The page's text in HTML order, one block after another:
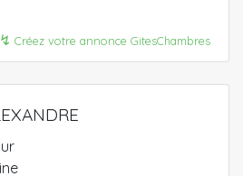
↯ Créez votre annonce GitesChambres